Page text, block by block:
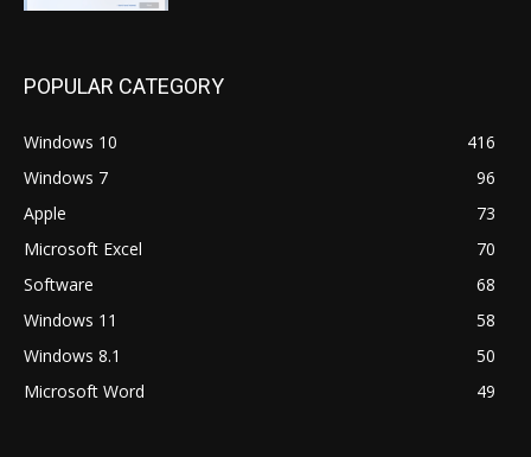
POPULAR CATEGORY
Windows 10
416
Windows 7
96
Apple
73
Microsoft Excel
70
Software
68
Windows 11
58
Windows 8.1
50
Microsoft Word
49